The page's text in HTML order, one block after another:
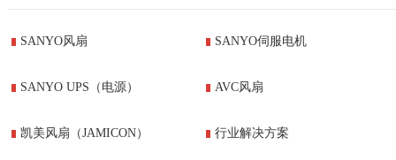
SANYO风扇 SANYO伺服电机
SANYO UPS（电源） AVC风扇
凯美风扇（JAMICON） 行业解决方案